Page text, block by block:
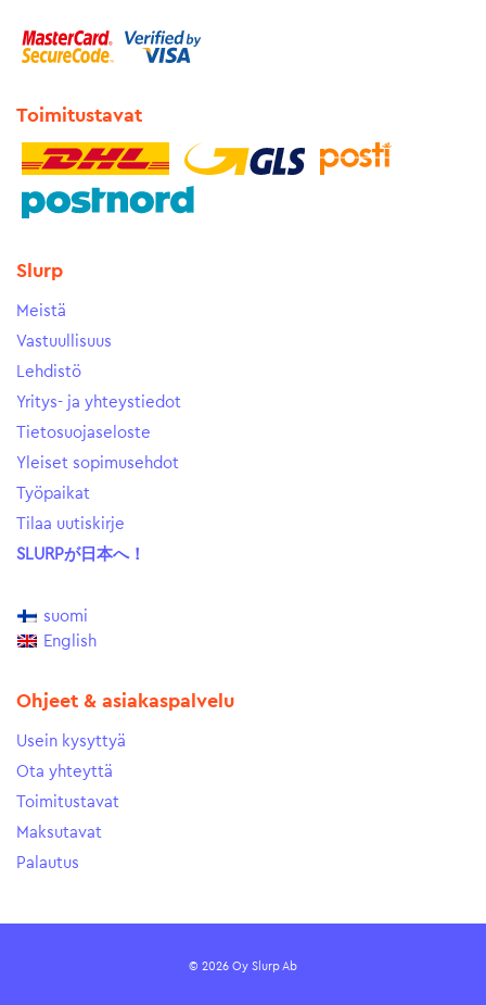
Toimitustavat
Slurp
Meistä
Vastuullisuus
Lehdistö
Yritys- ja yhteystiedot
Tietosuojaseloste
Yleiset sopimusehdot
Työpaikat
Tilaa uutiskirje
SLURPが日本へ！
suomi
English
Ohjeet & asiakaspalvelu
Usein kysyttyä
Ota yhteyttä
Toimitustavat
Maksutavat
Palautus
© 2026 Oy Slurp Ab